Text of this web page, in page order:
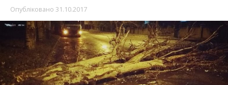
Опубліковано 31.10.2017